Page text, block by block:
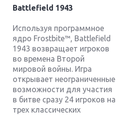
Battlefield 1943
Используя программное
ядро Frostbite™, Battlefield
1943 возвращает игроков
во времена Второй
мировой войны. Игра
открывает неограниченные
возможности для участия
в битве сразу 24 игроков на
трех классических